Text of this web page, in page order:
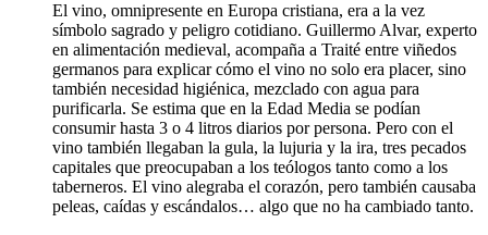
El vino, omnipresente en Europa cristiana, era a la vez
símbolo sagrado y peligro cotidiano. Guillermo Alvar, experto
en alimentación medieval, acompaña a Traité entre viñedos
germanos para explicar cómo el vino no solo era placer, sino
también necesidad higiénica, mezclado con agua para
purificarla. Se estima que en la Edad Media se podían
consumir hasta 3 o 4 litros diarios por persona. Pero con el
vino también llegaban la gula, la lujuria y la ira, tres pecados
capitales que preocupaban a los teólogos tanto como a los
taberneros. El vino alegraba el corazón, pero también causaba
peleas, caídas y escándalos… algo que no ha cambiado tanto.